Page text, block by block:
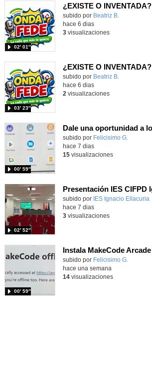
¿EXISTE O INVENTADA?
Contenido educativo.
subido por Beatriz B.
02′ 01″
hace 6 dias
3visualizaciones
¿EXISTE O INVENTADA?
Contenido educativo.
subido por Beatriz B.
03′ 23″
hace 6 dias
2 visualizaciones
Contenido educativo.
subido por Felicisimo G.
00′ 59″
hace 7 dias
15visualizaciones
Contenido educativo.
subido por IES Ignacio Ellacuria
02′ 52″
hace 7 dias
3visualizaciones
Contenido educativo.
subido por Felicisimo G.
00′ 59″
hace una semana
14visualizaciones